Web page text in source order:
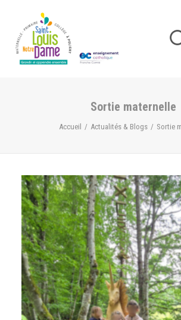
Sortie maternelle
Accueil Actualités & Blogs Sortie